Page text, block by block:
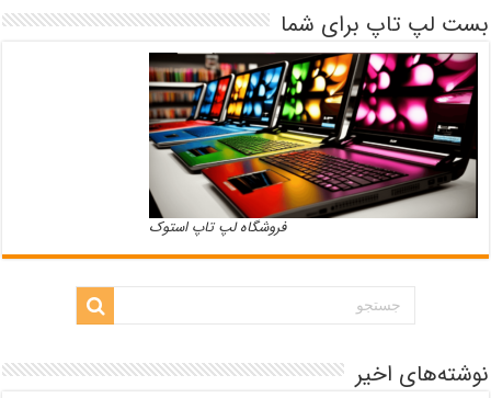
بست لپ تاپ برای شما
فروشگاه لپ تاپ استوک
نوشته‌های اخیر